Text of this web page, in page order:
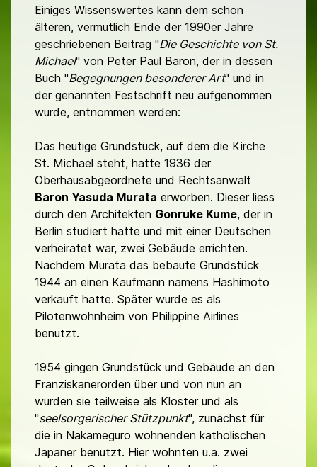
Einiges Wissenswertes kann dem schon
älteren, vermutlich Ende der 1990er Jahre
geschriebenen Beitrag "Die Geschichte von St.
Michael" von Peter Paul Baron, der in dessen
Buch "Begegnungen besonderer Art" und in
der genannten Festschrift neu aufgenommen
wurde, entnommen werden:
Das heutige Grundstück, auf dem die Kirche
St. Michael steht, hatte 1936 der
Oberhausabgeordnete und Rechtsanwalt
Baron Yasuda Murata erworben. Dieser liess
durch den Architekten Gonruke Kume, der in
Berlin studiert hatte und mit einer Deutschen
verheiratet war, zwei Gebäude errichten.
Nachdem Murata das bebaute Grundstück
1944 an einen Kaufmann namens Hashimoto
verkauft hatte. Später wurde es als
Pilotenwohnheim von Philippine Airlines
benutzt.
1954 gingen Grundstück und Gebäude an den
Franziskanerorden über und von nun an
wurden sie teilweise als Kloster und als
"seelsorgerischer Stützpunkt", zunächst für
die in Nakameguro wohnenden katholischen
Japaner benutzt. Hier wohnten u.a. zwei